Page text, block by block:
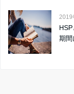
2019
期間